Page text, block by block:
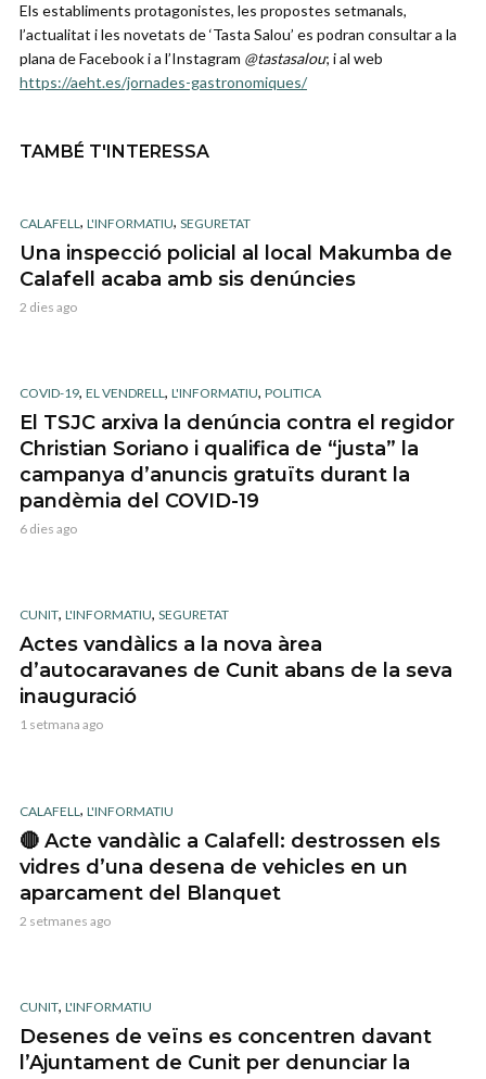
Els establiments protagonistes, les propostes setmanals,
l’actualitat i les novetats de ‘Tasta Salou’ es podran consultar a la
plana de Facebook i a l’Instagram @tastasalou; i al web
https://aeht.es/jornades-gastronomiques/
TAMBÉ T'INTERESSA
CALAFELL , L'INFORMATIU, SEGURETAT
Una inspecció policial al local Makumba de
Calafell acaba amb sis denúncies
2 dies ago
COVID-19, EL VENDRELL , L'INFORMATIU, POLITICA
El TSJC arxiva la denúncia contra el regidor
Christian Soriano i qualifica de “justa” la
campanya d’anuncis gratuïts durant la
pandèmia del COVID-19
6 dies ago
CUNIT, L'INFORMATIU, SEGURETAT
Actes vandàlics a la nova àrea
d’autocaravanes de Cunit abans de la seva
inauguració
1 setmana ago
CALAFELL , L'INFORMATIU
🔴 Acte vandàlic a Calafell: destrossen els
vidres d’una desena de vehicles en un
aparcament del Blanquet
2 setmanes ago
CUNIT, L'INFORMATIU
Desenes de veïns es concentren davant
l’Ajuntament de Cunit per denunciar la